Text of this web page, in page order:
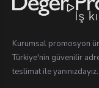
Kurumsal promosyon
Türkiye'nin güvenilir
teslimat ile yanınızdayız.